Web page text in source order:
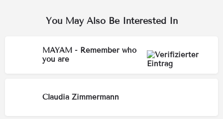
You May Also Be Interested In
MAYAM - Remember who
you are
Claudia Zimmermann